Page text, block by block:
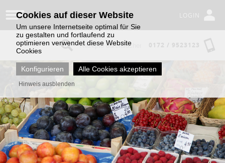
LOGIN
Cookies auf dieser Website
Um unsere Internetseite optimal für Sie
zu gestalten und fortlaufend zu
optimieren verwendet diese Website
Cookies
Konfigurieren Alle Cookies akzeptieren
Hinweis ausblenden